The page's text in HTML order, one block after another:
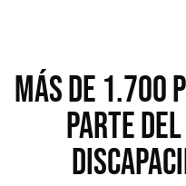
MÁS DE 1.700
PARTE